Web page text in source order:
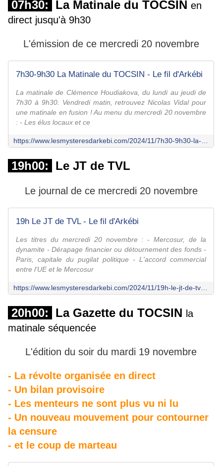
07h30: La Matinale du TOCSIN en
direct jusqu'à 9h30
L'émission de ce mercredi 20 novembre
7h30-9h30 La Matinale du TOCSIN - Le fil d'Arkébi
La matinale de Clémence Houdiakova, du lundi au jeudi de
7h30 à 9h30. Vendredi matin, retrouvez Nicolas Vidal pour
une matinale en fusion ! Au menu du mercredi 20 novembre
: - Les élus locaux et ce
19h00: Le JT de TVL
Le journal de ce mercredi 20 novembre
19h Le JT de TVL - Le fil d'Arkébi
Les titres du mercredi 20 novembre : - Mercosur, de la
dynamite - Dérapage financier ou détournement des fonds -
Paris, capitale du pugilat politique - L'accord commercial
entre l'UE et le Mercosur
20h00: La Gazette du TOCSIN la
matinale séquencée
L'édition du soir du mardi 19 novembre
- La révolte organisée en direct
- Un bilan provisoire
- Les menteurs ne sont plus vu ni lu
- Un nouveau mouvement pour contourner
la censure
- et le coup de marteau